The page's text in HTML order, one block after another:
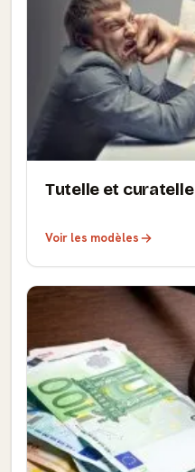
Tutelle et curatelle
Voir les modèles